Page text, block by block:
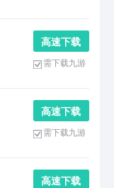
高 速 下 载
需下载九游
高 速 下 载
需下载九游
高 速 下 载